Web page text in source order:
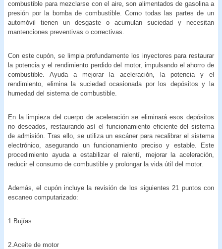
combustible para mezclarse con el aire, son alimentados de gasolina a
presión por la bomba de combustible. Como todas las partes de un
automóvil tienen un desgaste o acumulan suciedad y necesitan
mantenciones preventivas o correctivas.
Con este cupón, se limpia profundamente los inyectores para restaurar
la potencia y el rendimiento perdido del motor, impulsando el ahorro de
combustible. Ayuda a mejorar la aceleración, la potencia y el
rendimiento, elimina la suciedad ocasionada por los depósitos y la
humedad del sistema de combustible.
En la limpieza del cuerpo de aceleración se eliminará esos depósitos
no deseados, restaurando así el funcionamiento eficiente del sistema
de admisión. Tras ello, se utiliza un escáner para recalibrar el sistema
electrónico, asegurando un funcionamiento preciso y estable. Este
procedimiento ayuda a estabilizar el ralentí, mejorar la aceleración,
reducir el consumo de combustible y prolongar la vida útil del motor.
Además, el cupón incluye la revisión de los siguientes 21 puntos con
escaneo computarizado:
1.Bujías
2.Aceite de motor